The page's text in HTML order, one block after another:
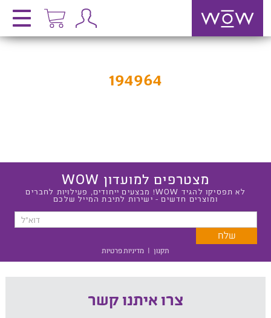
194964
מצטרפים למועדון WOW
לא תפסיקו להגיד WOW! מבצעים ייחודים, פעילויות לחברים
ומוצרים חדשים - ישירות לתיבת המייל שלכם
תקנון | מדיניות פרטיות
צרו איתנו קשר